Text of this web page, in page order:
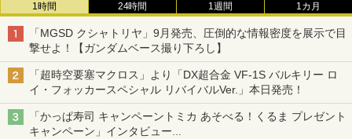
1時間 24時間 1週間 1カ月
「MGSD クシャトリヤ」9月発売、圧倒的な情報密度を展示で目
撃せよ！【ガンダムベース撮り下ろし】
「超時空要塞マクロス」より「DX超合金 VF-1S バルキリー ロ
イ・フォッカースペシャル リバイバルVer.」本日発売！
「かっぱ寿司 キャンペーントミカ あそべる！くるま プレゼント
キャンペーン」インタビュー